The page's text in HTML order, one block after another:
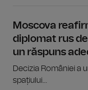
Moscova
diplomat rus
un răspuns
Decizia României a
spațiului...